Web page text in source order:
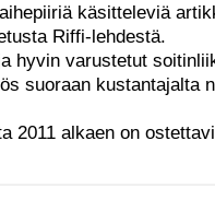
käsitteleviä
Riffi-lehdestä.
hyvin varustetut
suoraan kustantajalta
2011 alkaen on